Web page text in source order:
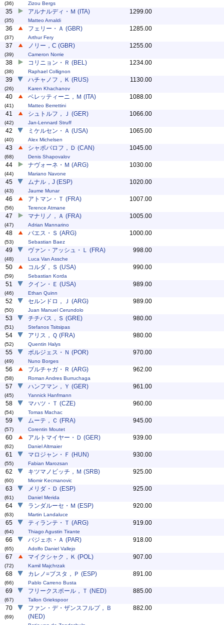
(36) Zizou Bergs
35
(35)
アルナルディ・Ｍ (ITA)
Matteo Arnaldi
1299.00
36
(37)
フェリー・Ａ (GBR)
Arthur Fery
1285.00
37
(39)
ノリー，C (GBR)
Cameron Norrie
1255.00
38
(38)
コリニョン・Ｒ (BEL)
Raphael Collignon
1234.00
39
(26)
ハチャノフ，Ｋ (RUS)
Karen Khachanov
1130.00
40
(41)
ベレッティーニ，Ｍ (ITA)
Matteo Berrettini
1088.00
41
(42)
シュトルフ，Ｊ (GER)
Jan-Lennard Struff
1066.00
42
(40)
ミケルセン・Ａ (USA)
Alex Michelsen
1065.00
43
(68)
シャポバロフ，Ｄ (CAN)
Denis Shapovalov
1045.00
44
(44)
ナヴォーネ・Ｍ (ARG)
Mariano Navone
1030.00
45
(43)
ムナル，J (ESP)
Jaume Munar
1020.00
46
(56)
アトマン・Ｔ (FRA)
Terence Atmane
1007.00
47
(47)
マナリノ，Ａ (FRA)
Adrian Mannarino
1005.00
48
(53)
バエス・Ｓ (ARG)
Sebastian Baez
1000.00
49
(48)
ヴァン・アッシュ・Ｌ (FRA)
Luca Van Assche
998.00
50
(59)
コルダ，Ｓ (USA)
Sebastian Korda
990.00
51
(46)
クイン・Ｅ (USA)
Ethan Quinn
989.00
52
(50)
セルンドロ，Ｊ (ARG)
Juan Manuel Cerundolo
989.00
53
(51)
チチパス，Ｓ (GRE)
Stefanos Tsitsipas
980.00
54
(52)
アリス，Ｑ (FRA)
Quentin Halys
980.00
55
(49)
ボルジェス・Ｎ (POR)
Nuno Borges
970.00
56
(58)
ブルチャガ・Ｒ (ARG)
Roman Andres Burruchaga
962.00
57
(45)
ハンフマン，Ｙ (GER)
Yannick Hanfmann
961.00
58
(54)
マハツ・Ｔ (CZE)
Tomas Machac
960.00
59
(57)
ムーテ，Ｃ (FRA)
Corentin Moutet
945.00
60
(62)
アルトマイヤー・Ｄ (GER)
Daniel Altmaier
939.00
61
(55)
マロジャン・Ｆ (HUN)
Fabian Marozsan
930.00
62
(60)
キツマノビッチ，Ｍ (SRB)
Miomir Kecmanovic
925.00
63
(61)
メリダ・Ｄ (ESP)
Daniel Merida
925.00
64
(63)
ランダルーセ・Ｍ (ESP)
Martin Landaluce
920.00
65
(64)
ティランテ・Ｔ (ARG)
Thiago Agustin Tirante
919.00
66
(65)
バジェホ・Ａ (PAR)
Adolfo Daniel Vallejo
918.00
67
(72)
マイクシャク，Ｋ (POL)
Kamil Majchrzak
907.00
68
(66)
カレノ=ブスタ，Ｐ (ESP)
Pablo Carreno Busta
891.00
69
(67)
フリークスポール，Ｔ (NED)
Tallon Griekspoor
885.00
70
(69)
ファン・デ・ザンスフルプ，Ｂ
(NED)
882.00